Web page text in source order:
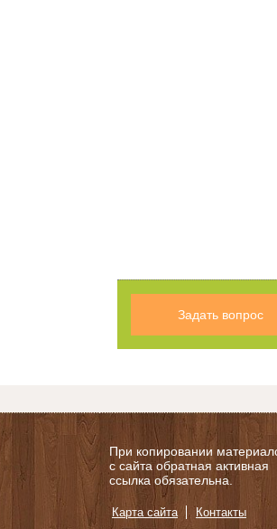
Задать вопрос
При копировании
с сайта обратная активная
ссылка обязательна.
Карта сайта Контакты